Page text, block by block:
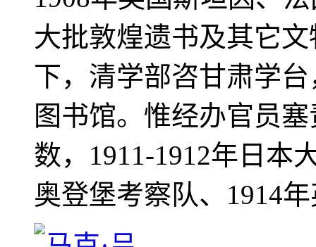
大批敦煌遗书及其它
下，清学部咨甘肃学
图书馆。惟经办官员
数，1911-1912年日本
奥登堡考察队、1914